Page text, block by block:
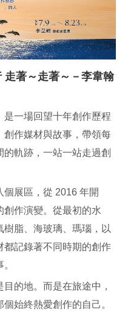
走著～走著～ －李韋翰
是一場回望十年創作歷程
創作媒材與故事，帶領每
軌跡，一站一站走過創
展區，從 2016 年開
創作演變。從最初的水
脂、海玻璃、瑪瑙，以
都記錄著不同時期的創作
的地。而是在旅途中，
始終熱愛創作的自己。